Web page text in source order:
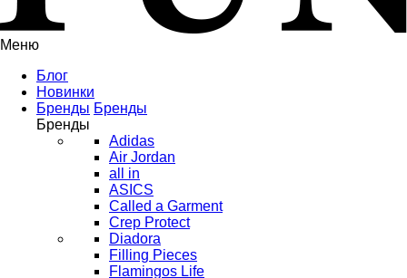
Меню
Блог
Новинки
Бренды Бренды
Бренды
Adidas
Air Jordan
all in
ASICS
Called a Garment
Crep Protect
Diadora
Filling Pieces
Flamingos Life